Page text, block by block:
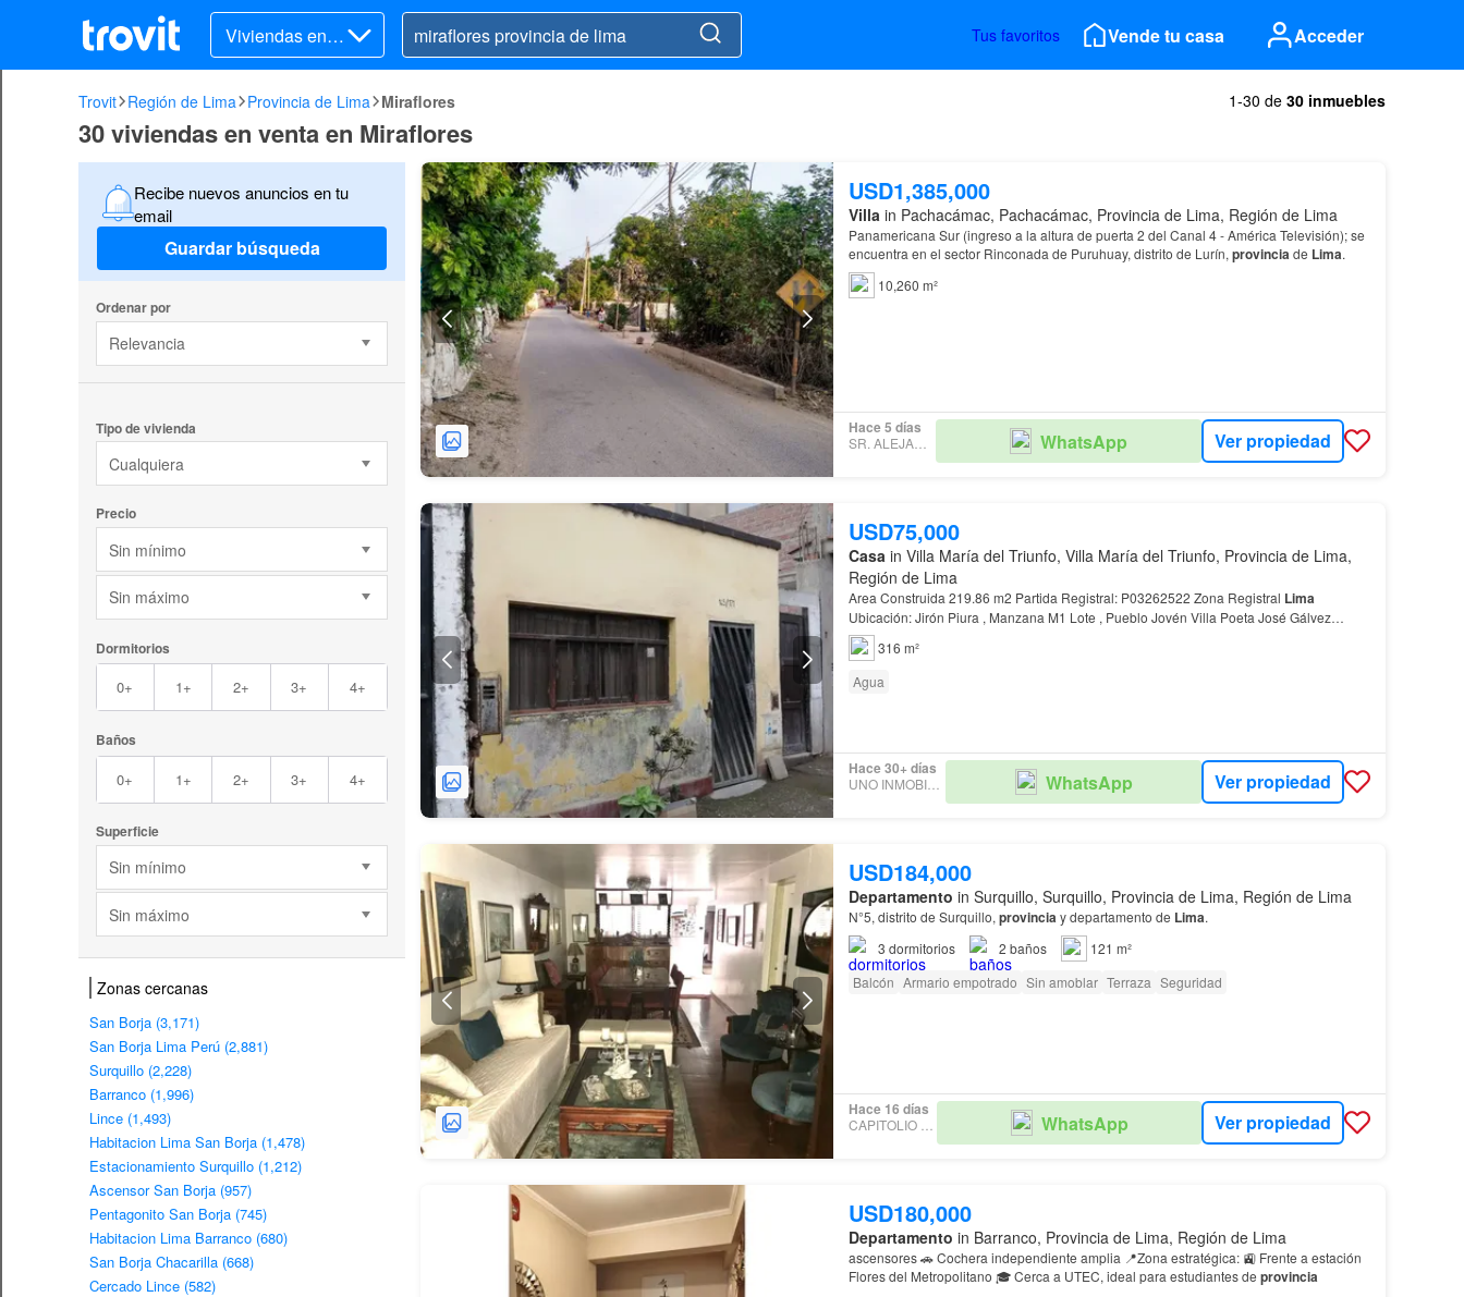
Viviendas en v
enta
Tus favoritos Vende tu casa Acceder
Trovit Región de Lima Provincia de Lima Miraflores 1-30 de 30 inmuebles
30 viviendas en venta en Miraflores
Recibe nuevos anuncios en tu
email
Guardar búsqueda
Ordenar por
Relevancia
Tipo de vivienda
Cualquiera
Precio
Sin mínimo
Sin máximo
Dormitorios
0+ 1+ 2+ 3+ 4+
Baños
0+ 1+ 2+ 3+ 4+
Superficie
Sin mínimo
Sin máximo
Zonas cercanas
San Borja (3,171)
San Borja Lima Perú (2,881)
Surquillo (2,228)
Barranco (1,996)
Lince (1,493)
Habitacion Lima San Borja (1,478)
Estacionamiento Surquillo (1,212)
Ascensor San Borja (957)
Pentagonito San Borja (745)
Habitacion Lima Barranco (680)
San Borja Chacarilla (668)
Cercado Lince (582)
USD1,385,000
Villain Pachacámac, Pachacámac, Provincia de Lima, Región de Lima
Panamericana Sur (ingreso a la altura de puerta 2 del Canal 4 - América Televisión); se
encuentra en el sector Rinconada de Puruhuay, distrito de Lurín, provinciade Lima.
10,260 m²
Hace 5 días
SR. ALEJANDRO WhatsApp Ver propiedad
USD75,000
Casa in Villa María del Triunfo, Villa María del Triunfo, Provincia de Lima,
Región de Lima
Area Construida 219.86 m2 Partida Registral: P03262522 Zona Registral Lima
Ubicación: Jirón Piura , Manzana M1 Lote , Pueblo Jovén Villa Poeta José Gálvez
Distrito de Villa Maria del Triunfo,
316 m²
Agua
Hace 30+ días
UNO INMOBILIARIA WhatsApp Ver propiedad
USD184,000
Departamento in Surquillo, Surquillo, Provincia de Lima, Región de Lima
N°5, distrito de Surquillo, provinciay departamento de Lima.
3 dormitorios 2 baños
121 m²
Balcón Armario empotrado Sin amoblar Terraza Seguridad
Hace 16 días
CAPITOLIO - BBR WhatsApp Ver propiedad
USD180,000
Departamento in Barranco, Provincia de Lima, Región de Lima
ascensores 🚗 Cochera independiente amplia 📍Zona estratégica: 🚉 Frente a estación
Flores del Metropolitano 🎓 Cerca a UTEC, ideal para estudiantes de provincia